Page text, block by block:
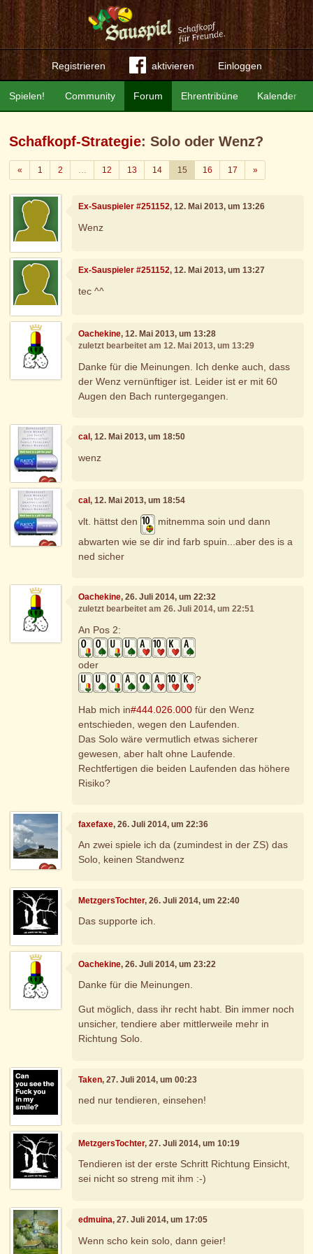
Registrieren aktivieren Einloggen
Community Forum Ehrentribüne Kalender
Spielen!
Schafkopf-Strategie: Solo oder Wenz?
«Zurück
1 2 … 12 13 14 15 16 17 »Weiter
Ex-Sauspieler #251152, 12. Mai 2013, um 13:26
Wenz
Ex-Sauspieler #251152, 12. Mai 2013, um 13:27
tec ^^
Oachekine, 12. Mai 2013, um 13:28
zuletzt bearbeitet am 12. Mai 2013, um 13:29
Danke für die Meinungen. Ich denke auch, dass
der Wenz vernünftiger ist. Leider ist er mit 60
Augen den Bach runtergegangen.
cal, 12. Mai 2013, um 18:50
wenz
cal, 12. Mai 2013, um 18:54
vlt. hättst den
mitnemma soin und dann
abwarten wie se dir ind farb spuin...aber des is a
ned sicher
Oachekine, 26. Juli 2014, um 22:32
zuletzt bearbeitet am 26. Juli 2014, um 22:51
An Pos 2:
oder
?
Hab mich in#444.026.000 für den Wenz
entschieden, wegen den Laufenden.
Das Solo wäre vermutlich etwas sicherer
gewesen, aber halt ohne Laufende.
Rechtfertigen die beiden Laufenden das höhere
Risiko?
faxefaxe, 26. Juli 2014, um 22:36
An zwei spiele ich da (zumindest in der ZS) das
Solo, keinen Standwenz
MetzgersTochter, 26. Juli 2014, um 22:40
Das supporte ich.
Oachekine, 26. Juli 2014, um 23:22
Danke für die Meinungen.
Gut möglich, dass ihr recht habt. Bin immer noch
unsicher, tendiere aber mittlerweile mehr in
Richtung Solo.
Taken, 27. Juli 2014, um 00:23
ned nur tendieren, einsehen!
MetzgersTochter, 27. Juli 2014, um 10:19
Tendieren ist der erste Schritt Richtung Einsicht,
sei nicht so streng mit ihm :-)
edmuina, 27. Juli 2014, um 17:05
Wenn scho kein solo, dann geier!